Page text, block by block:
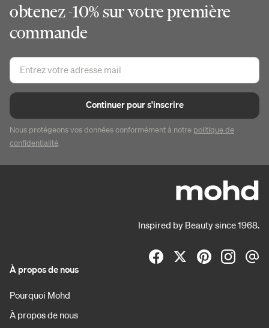
obtenez -10% sur votre première
commande
Continuer pour s'inscrire
Nous protégeons vos données conformément à notre politique de
confidentialité.
Inspired by Beauty since 1968.
À propos de nous
Pourquoi Mohd
À propos de nous